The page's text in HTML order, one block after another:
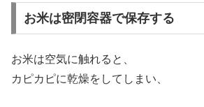
お米は密閉容器で保存する
お米は空気に触れると、
カピカピに乾燥をしてしまい、